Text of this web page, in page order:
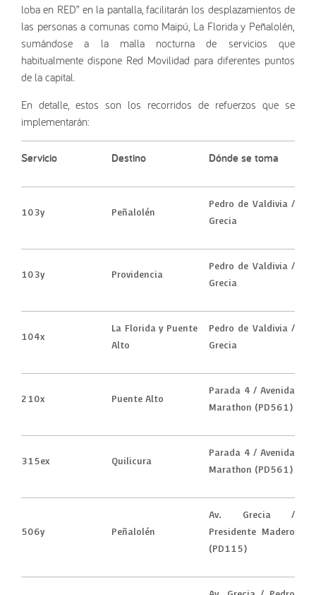
loba en RED” en la pantalla, facilitarán los desplazamientos de
las personas a comunas como Maipú, La Florida y Peñalolén,
sumándose a la malla nocturna de servicios que
habitualmente dispone Red Movilidad para diferentes puntos
de la capital.
En detalle, estos son los recorridos de refuerzos que se
implementarán:
Servicio Destino Dónde se toma
103y Peñalolén
Pedro de Valdivia /
Grecia
103y Providencia
Pedro de Valdivia /
Grecia
104x
La Florida y Puente
Alto
Pedro de Valdivia /
Grecia
210x Puente Alto
Parada 4 / Avenida
Marathon (PD561)
315ex Quilicura
Parada 4 / Avenida
Marathon (PD561)
506y Peñalolén
Av. Grecia /
Presidente Madero
(PD115)